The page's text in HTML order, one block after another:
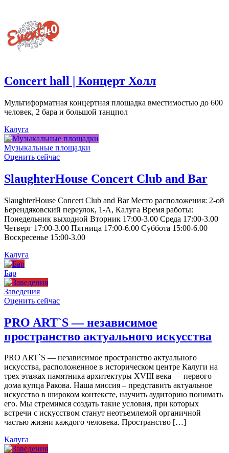
Concert hall | Концерт Холл
Мультиформатная концертная площадка вместимостью до 600
человек, 2 бара и большой танцпол
Калуга
Музыкальные площадки
Оценить сейчас
SlaughterHouse Concert Club and Bar
SlaughterHouse Concert Club and Bar Место расположения: 2-ой
Берендяковский переулок, 1-А, Калуга Время работы:
Понедельник выходной Вторник 17:00-3.00 Среда 17:00-3.00
Четверг 17:00-3.00 Пятница 17:00-6.00 Суббота 15:00-6.00
Воскресенье 15:00-3.00
Калуга
Бар
Заведения
Оценить сейчас
PRO ART`S — независимое
пространство актуального искусства
PRO ART`S — независимое пространство актуального
искусства, расположенное в историческом центре Калуги на
трех этажах памятника архитектуры XVIII века — первого
дома купца Ракова. Наша миссия – представить актуальное
искусство в широком контексте, научить аудиторию понимать
его. Мы стремимся создать такие условия, при которых
встречи с искусством станут неотъемлемой органичной
частью жизни каждого человека. Пространство […]
Калуга